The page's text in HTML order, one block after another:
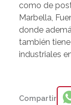
como de
Marbella,
donde
también
industriales
Compartir